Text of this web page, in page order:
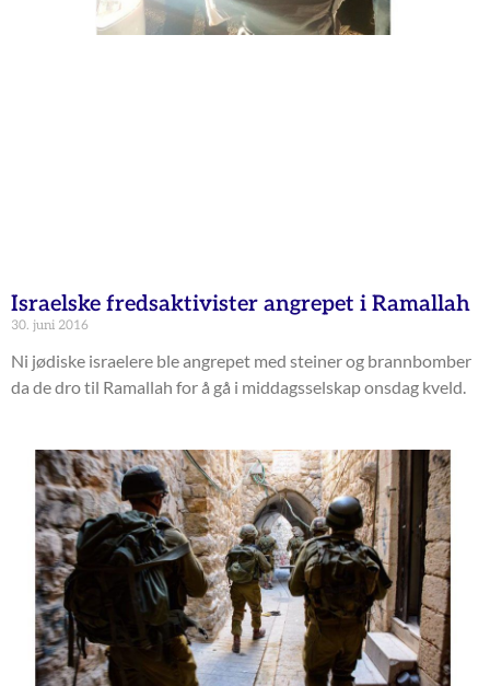
Israelske fredsaktivister angrepet i Ramallah
30. juni 2016
Ni jødiske israelere ble angrepet med steiner og brannbomber
da de dro til Ramallah for å gå i middagsselskap onsdag kveld.